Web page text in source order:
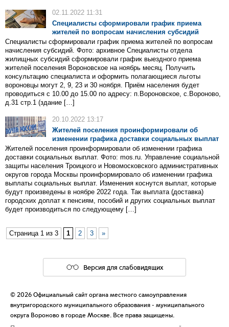
02.11.2022 11:31
Специалисты сформировали график приема
жителей по вопросам начисления субсидий
Специалисты сформировали график приема жителей по вопросам
начисления субсидий. Фото: архивное Специалисты отдела
жилищных субсидий сформировали график выездного приема
жителей поселения Вороновское на ноябрь месяц. Получить
консультацию специалиста и оформить полагающиеся льготы
вороновцы могут 2, 9, 23 и 30 ноября. Приём населения будет
проводиться с 10.00 до 15.00 по адресу: п.Вороновское, с.Вороново,
д.31 стр.1 (здание […]
20.10.2022 13:17
Жителей поселения проинформировали об
изменении графика доставки социальных выплат
Жителей поселения проинформировали об изменении графика
доставки социальных выплат. Фото: mos.ru. Управление социальной
защиты населения Троицкого и Новомосковского административных
округов города Москвы проинформировало об изменении графика
выплаты социальных выплат. Изменения коснутся выплат, которые
будут произведены в ноябре 2022 года. Так выплата (доставка)
городских доплат к пенсиям, пособий и других социальных выплат
будет производиться по следующему […]
Страница 1 из 3 1 2 3 »
Версия для слабовидящих
© 2026 Официальный сайт органа местного самоуправления
внутригородского муниципального образования - муниципального
округа Вороново в городе Москве. Все права защищены.